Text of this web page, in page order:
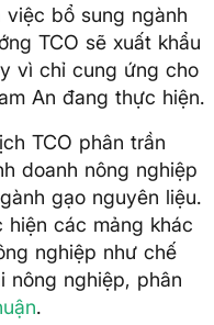
bổ sung ngành
TCO sẽ xuất khẩu
vì chỉ cung ứng cho
An đang thực hiện.
TCO phân trần
doanh nông nghiệp
gạo nguyên liệu.
các mảng khác
nghiệp như chế
nông nghiệp, phân
.